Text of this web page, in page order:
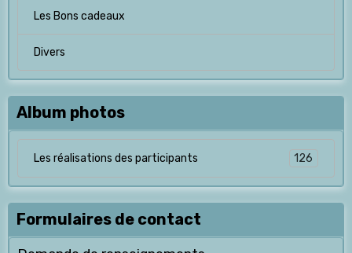
Les Bons cadeaux
Divers
Album photos
Les réalisations des participants 126
Formulaires de contact